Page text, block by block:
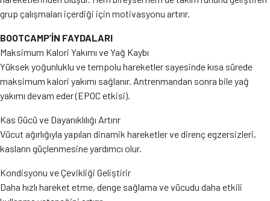
grup çalışmaları içerdiği için motivasyonu artırır.
BOOTCAMP’İN FAYDALARI
Maksimum Kalori Yakımı ve Yağ Kaybı
Yüksek yoğunluklu ve tempolu hareketler sayesinde kısa sürede
maksimum kalori yakımı sağlanır. Antrenmandan sonra bile yağ
yakımı devam eder (EPOC etkisi).
Kas Gücü ve Dayanıklılığı Artırır
Vücut ağırlığıyla yapılan dinamik hareketler ve direnç egzersizleri,
kasların güçlenmesine yardımcı olur.
Kondisyonu ve Çevikliği Geliştirir
Daha hızlı hareket etme, denge sağlama ve vücudu daha etkili